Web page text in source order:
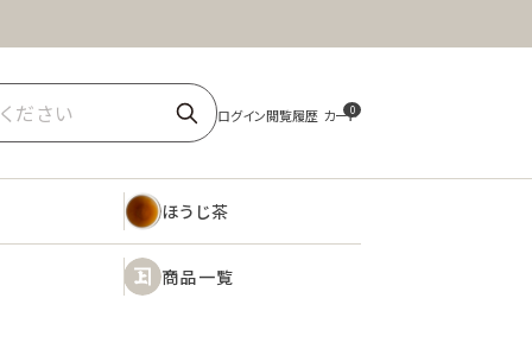
0
商品一覧
ほうじ茶
商品一覧